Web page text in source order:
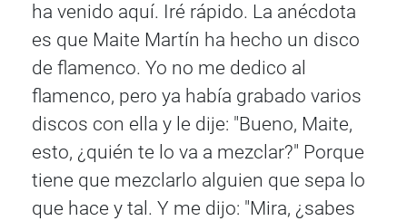
ha venido aquí. Iré rápido. La anécdota
es que Maite Martín ha hecho un disco
de flamenco. Yo no me dedico al
flamenco, pero ya había grabado varios
discos con ella y le dije: "Bueno, Maite,
esto, ¿quién te lo va a mezclar?" Porque
tiene que mezclarlo alguien que sepa lo
que hace y tal. Y me dijo: "Mira, ¿sabes